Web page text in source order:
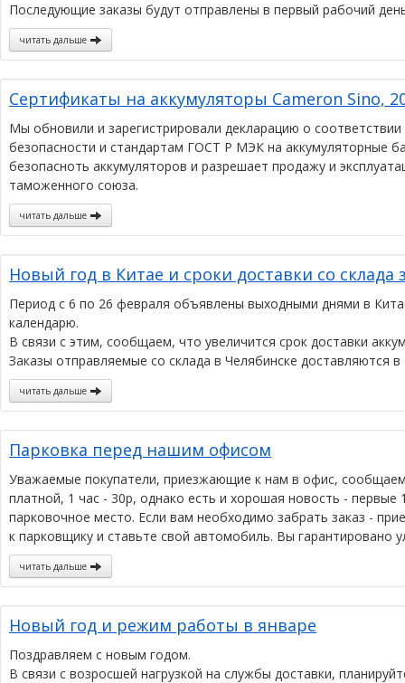
Последующие заказы будут отправлены в первый рабочий
читать дальше
Сертификаты на аккумуляторы Cameron Sino,
Мы обновили и зарегистрировали декларацию о
безопасности и стандартам ГОСТ Р МЭК на аккумуляторные
безопасноть аккумуляторов и разрешает продажу и
таможенного союза.
читать дальше
Новый год в Китае и сроки доставки со склада
Период с 6 по 26 февраля объявлены выходными днями в
календарю.
В связи с этим, сообщаем, что увеличится срок доставки
Заказы отправляемые со склада в Челябинске доставляются
читать дальше
Парковка перед нашим офисом
Уважаемые покупатели, приезжающие к нам в офис, сообщаем
платной, 1 час - 30р, однако есть и хорошая новость -
парковочное место. Если вам необходимо забрать заказ -
к парковщику и ставьте свой автомобиль. Вы гарантировано
читать дальше
Новый год и режим работы в январе
Поздравляем с новым годом.
В связи с возросшей нагрузкой на службы доставки,